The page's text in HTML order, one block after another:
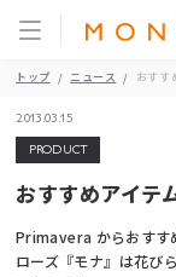
トップ ニュース おす
2013.03.15
PRODUCT
おすすめアイ
Primavera からおすす
ローズ『モナ』は花び